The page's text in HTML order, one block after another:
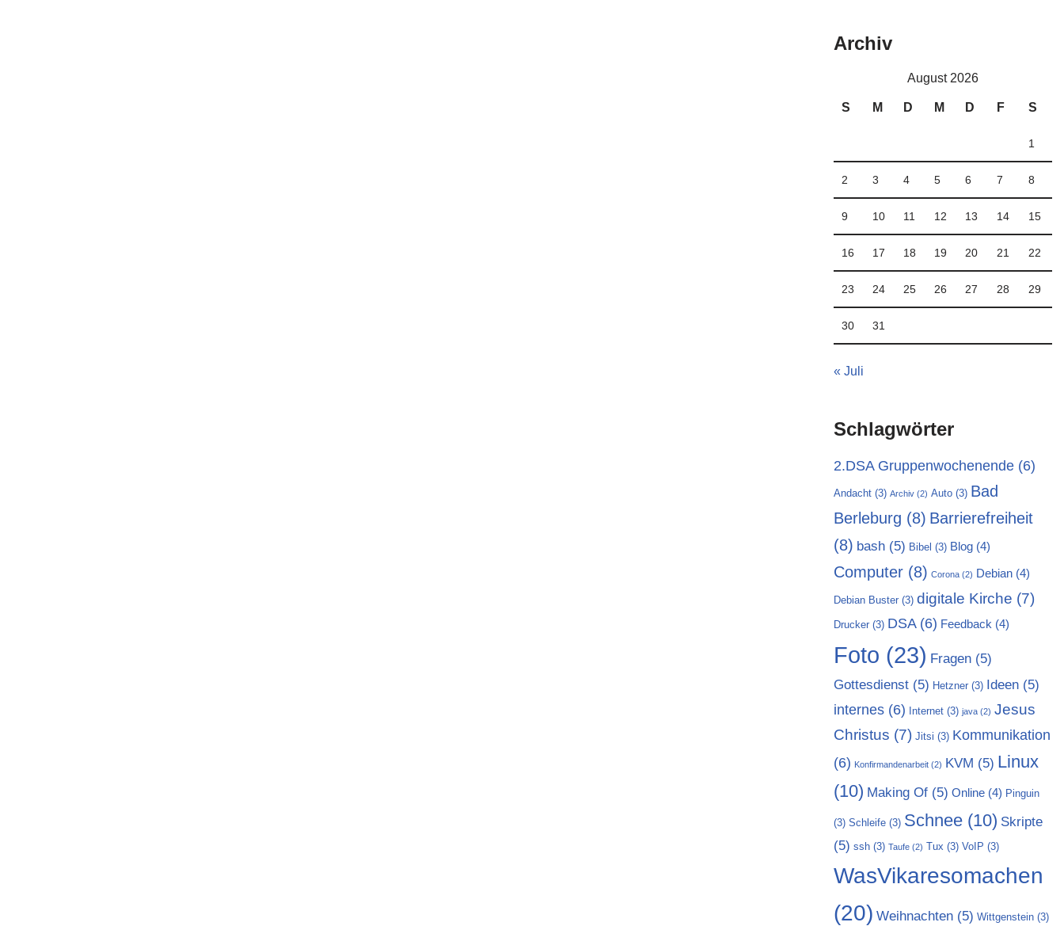
Archiv
August 2026
S M D M D F S
1
2 3 4 5 6 7 8
9 10 11 12 13 14 15
16 17 18 19 20 21 22
23 24 25 26 27 28 29
30 31
« Juli
Schlagwörter
2.DSA Gruppenwochenende (6)
Andacht (3) Archiv (2) Auto (3) Bad
Berleburg (8) Barrierefreiheit
(8) bash (5) Bibel (3) Blog (4)
Computer (8) Corona (2) Debian (4)
Debian Buster (3) digitale Kirche (7)
Drucker (3) DSA(6) Feedback (4)
Foto (23) Fragen (5)
Gottesdienst (5) Hetzner (3) Ideen (5)
internes (6) Internet (3) java (2) Jesus
Christus (7) Jitsi (3) Kommunikation
(6) Konfirmandenarbeit (2) KVM (5) Linux
(10) Making Of (5) Online (4) Pinguin
(3) Schleife (3) Schnee (10) Skripte
(5) ssh (3) Taufe (2) Tux (3) VoIP (3)
WasVikaresomachen
(20) Weihnachten (5) Wittgenstein (3)